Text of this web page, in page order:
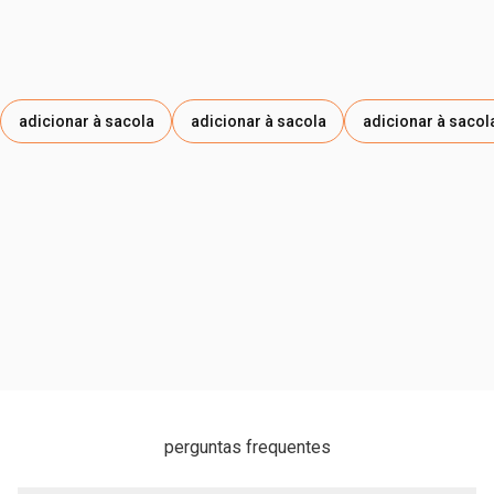
adicionar à sacola adicionar à sacola adicionar à
perguntas frequentes